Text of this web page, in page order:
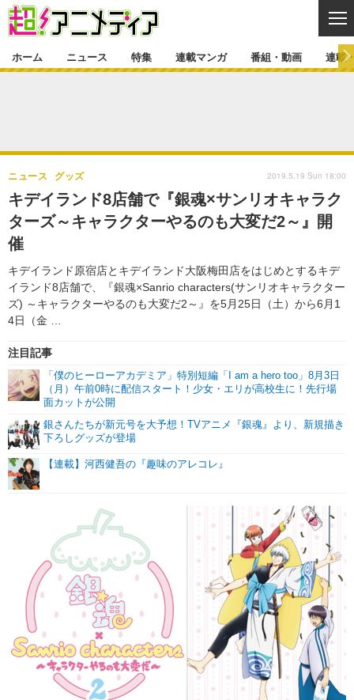
ゲーム・アプリ マンガ
グッズ イベント
舞台 新帝スタ
特集一覧 カバー
ラキりす
連載マンガ
連載マンガ一覧
番組・動画
番組・動画一覧 ラジオ
連載・ブログ
編集部ブログ・お知らせ
ホーム ニュース 特集 連載マンガ 番組・動画 連載
キデイランド8店舗で『銀魂×サンリオキャラク
ターズ～キャラクターやるのも大変だ2～』開
催
キデイランド原宿店とキデイランド大阪梅田店をはじめとするキデ
イランド8店舗で、『銀魂×Sanrio characters(サンリオキャラクター
ズ) ～キャラクターやるのも大変だ2～』を5月25日（土）から6月1
4日（金 …
ニュース グッズ
注目記事
「僕のヒーローアカデミア」特別短編「I am a hero too」8月3日
（月）午前0時に配信スタート！少女・エリが高校生に！先行場
面カットが公開
銀さんたちが新元号を大予想！TVアニメ『銀魂』より、新規描き
下ろしグッズが登場
【連載】河西健吾の『趣味のアレコレ』
2019.5.19 Sun 18:00